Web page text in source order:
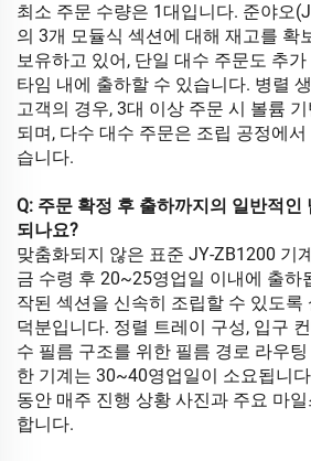
최소 주문 수량은 1대입니다. 준야오
의 3개 모듈식 섹션에 대해 재고를 확
보유하고 있어, 단일 대수 주문도 추
타임 내에 출하할 수 있습니다. 병렬
고객의 경우, 3대 이상 주문 시 볼륨
되며, 다수 대수 주문은 조립 공정에
습니다.
Q: 주문 확정 후 출하까지의 일반적인
되나요?
맞춤화되지 않은 표준 JY-ZB1200 기
금 수령 후 20~25영업일 이내에 출하
작된 섹션을 신속히 조립할 수 있도록
덕분입니다. 정렬 트레이 구성, 입구
수 필름 구조를 위한 필름 경로 라우
한 기계는 30~40영업일이 소요됩니
동안 매주 진행 상황 사진과 주요 마
합니다.